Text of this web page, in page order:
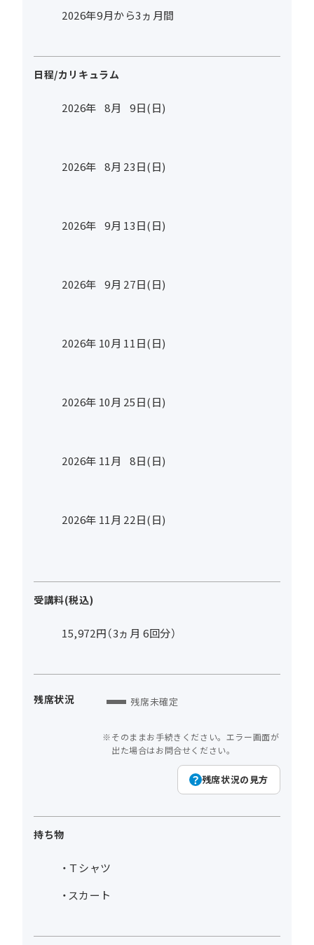
2026年9月から3ヵ月間
日程/カリキュラム
2026年 8月 9日(日)
2026年 8月 23日(日)
2026年 9月 13日(日)
2026年 9月 27日(日)
2026年 10月 11日(日)
2026年 10月 25日(日)
2026年 11月 8日(日)
2026年 11月 22日(日)
受講料(税込)
15,972円（3ヵ月 6回分）
残席状況 残席未確定
そのままお手続きください。エラー画面が
出た場合はお問合せください。
残席状況の見方
持ち物
・Ｔシャツ
・スカート